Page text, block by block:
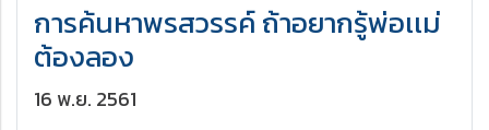
การค้นหาพรสวรรค์ ถ้าอยากรู้พ่อเเม่
ต้องลอง
16 พ.ย. 2561